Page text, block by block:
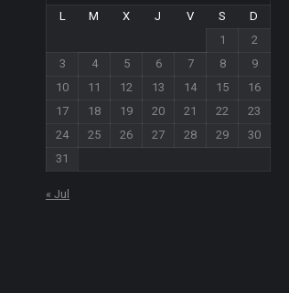
L
M X J V S
D
1
2
3
4 5 6 7 8
9
10
11 12 13 14 15
16
17
18 19 20 21 22
23
24
25 26 27 28 29
30
31
« Jul